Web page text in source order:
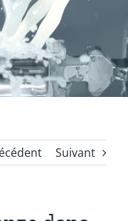
frittés
Suivant